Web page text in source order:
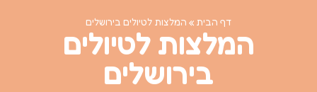
דף הבית » המלצות לטיולים בירושלים
המלצות לטיולים
בירושלים